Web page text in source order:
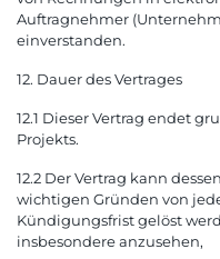
Auftragnehmer
einverstanden.
12. Dauer des Vertrages
12.1 Dieser Vertrag endet
Projekts.
12.2 Der Vertrag kann
wichtigen Gründen von
Kündigungsfrist gelöst
insbesondere anzusehen,